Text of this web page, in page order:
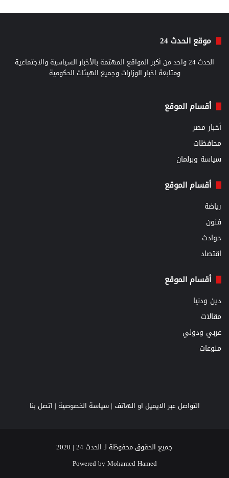
موقع الحدث 24
الحدث 24 واحد من أكبر المواقع المهتمة بالأخبار السياسية والاجتماعية
ومتابعة اخبار الوزارات وجميع الهيئات الحكومية
أقسام الموقع
أخبار مصر
محافظات
سياسة وبرلمان
أقسام الموقع
رياضة
فنون
حوادث
اقتصاد
أقسام الموقع
دين ودنيا
مقالات
عربي ودولي
منوعات
التواصل عبر الايميل او الهاتف |سياسة الخصوصية | اتصل بنا
جميع الحقوق محفوظة لـ الحدث 24 | 2020
Powered byMohamed Hamed